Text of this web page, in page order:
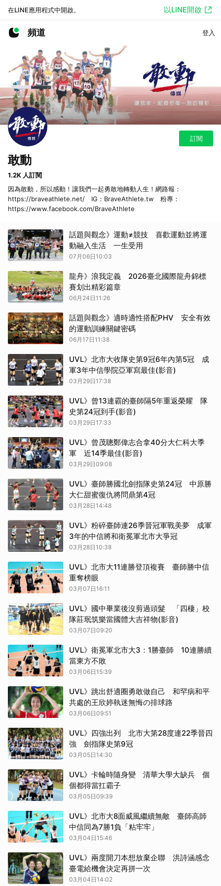
在LINE應用程式中開啟。 以LINE開啟
頻道 登入
訂閱
敢動
1.2K 人訂閱
因為敢動，所以感動！讓我們一起勇敢地轉動人生！網路報：
https://braveathlete.net/ IG：BraveAthlete.tw 粉專：
https://www.facebook.com/BraveAthlete
話題與觀念》運動≠競技 喜歡運動並將運
動融入生活 一生受用
07月06日10:03
龍舟》浪我定義 2026臺北國際龍舟錦標
賽划出精彩篇章
06月24日11:26
話題與觀念》適時適性搭配PHV 安全有效
的運動訓練關鍵密碼
06月17日11:38
UVL》北市大收隊史第9冠6年內第5冠 成
軍3年中信學院亞軍寫最佳(影音)
03月29日17:38
UVL》曾13連霸的臺師隔5年重返榮耀 隊
史第24冠到手(影音)
03月29日17:33
UVL》曾茂聰鄭偉志合拿40分大仁科大季
軍 近14季最佳(影音)
03月29日09:08
UVL》臺師勝國北劍指隊史第24冠 中原勝
大仁甜蜜復仇將問鼎第4冠
03月28日14:48
UVL》粉碎臺師連26季晉冠軍戰美夢 成軍
3年的中信將和衛冕軍北市大爭冠
03月28日10:38
UVL》北市大11連勝登頂複賽 臺師勝中信
重奪榜眼
03月07日16:11
UVL》國中畢業後沒剪過頭髮 「四棲」校
隊莊珉筑樂當國體大吉祥物(影音)
03月07日09:20
UVL》衛冕軍北市大3：1勝臺師 10連勝續
當東方不敗
03月06日15:39
UVL》跳出舒適圈勇敢做自己 和罕病和平
共處的王欣婷執迷無悔の排球路
03月06日09:51
UVL》四強出列 北市大第28度連22季晉四
強 劍指隊史第9冠
03月05日14:30
UVL》卡輪時隨身變 清華大學大缺兵 個
個都得當扛霸子
03月05日09:39
UVL》北市大8面威風繼續無敵 臺師高師
中信同為7勝1負「粘牢牢」
03月04日15:46
UVL》兩度開刀本想放棄企聯 洪詩涵感念
臺電給機會決定再拼一次
03月04日14:02